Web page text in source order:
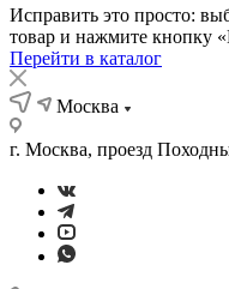
Исправить это просто:
товар и нажмите кнопку
Перейти в каталог
Москва
г. Москва, проезд